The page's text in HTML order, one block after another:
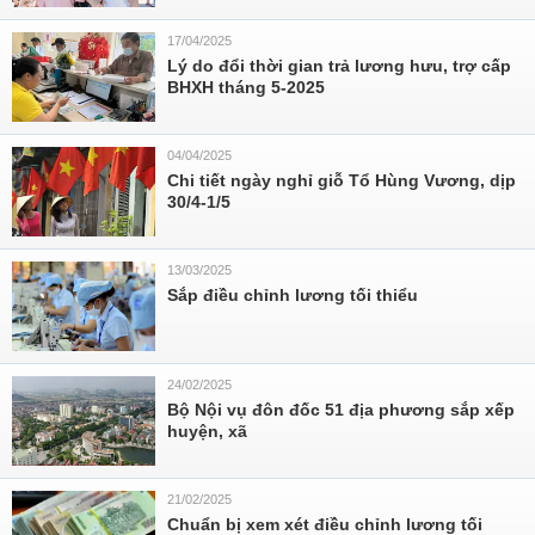
17/04/2025
Lý do đổi thời gian trả lương hưu, trợ cấp
BHXH tháng 5-2025
04/04/2025
Chi tiết ngày nghỉ giỗ Tổ Hùng Vương, dịp
30/4-1/5
13/03/2025
Sắp điều chỉnh lương tối thiểu
24/02/2025
Bộ Nội vụ đôn đốc 51 địa phương sắp xếp
huyện, xã
21/02/2025
Chuẩn bị xem xét điều chỉnh lương tối